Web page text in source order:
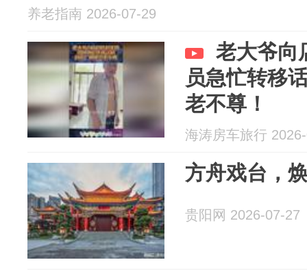
养老指南 2026-07-29
老大爷向
员急忙转移
老不尊！
海涛房车旅行
方舟戏台，
贵阳网 2026-07-27